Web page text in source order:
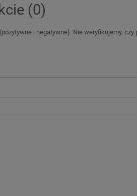
(0)
i negatywne). Nie weryfikujemy, czy